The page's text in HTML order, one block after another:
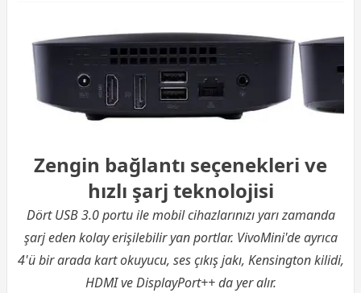
Zengin bağlantı seçenekleri ve
hızlı şarj teknolojisi
Dört USB 3.0 portu ile mobil cihazlarınızı yarı zamanda
şarj eden kolay erişilebilir yan portlar. VivoMini'de ayrıca
4'ü bir arada kart okuyucu, ses çıkış jakı, Kensington kilidi,
HDMI ve DisplayPort++ da yer alır.